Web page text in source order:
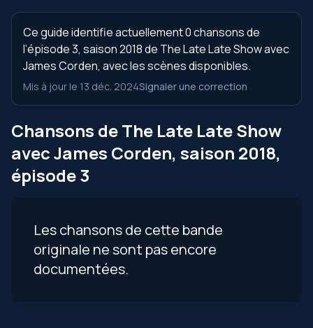
Ce guide identifie actuellement 0 chansons de
l’épisode 3, saison 2018 de The Late Late Show avec
James Corden, avec les scènes disponibles.
Mis à jour le 13 déc. 2024Signaler une correction
Chansons de The Late Late Show
avec James Corden, saison 2018,
épisode 3
Les chansons de cette bande
originale ne sont pas encore
documentées.